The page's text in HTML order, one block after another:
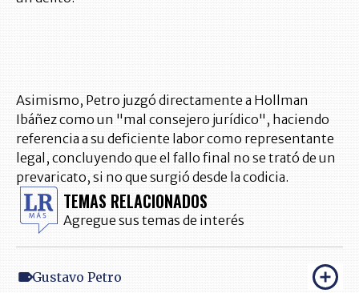
Asimismo, Petro juzgó directamente a Hollman
Ibáñez como un "mal consejero jurídico", haciendo
referencia a su deficiente labor como representante
legal, concluyendo que el fallo final no se trató de un
prevaricato, si no que surgió desde la codicia.
TEMAS RELACIONADOS
Agregue sus temas de interés
Gustavo Petro